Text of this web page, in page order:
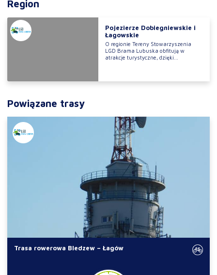
Region
Pojezierze Dobiegniewskie i
Łagowskie
O regionie Tereny Stowarzyszenia
LGD Brama Lubuska obfitują w
atrakcje turystyczne, dzięki...
Powiązane trasy
Trasa rowerowa Bledzew – Łagów